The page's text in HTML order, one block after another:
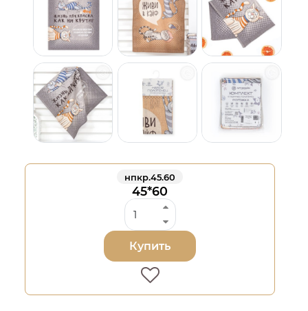
нпкр.45.60
45*60
Купить